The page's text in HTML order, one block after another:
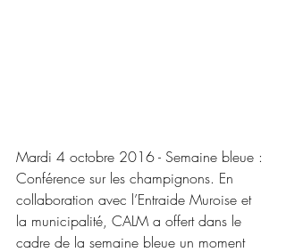
Mardi 4 octobre 2016 - Semaine bleue :
Conférence sur les champignons. En
collaboration avec l’Entraide Muroise et
la municipalité, CALM a offert dans le
cadre de la semaine bleue un moment